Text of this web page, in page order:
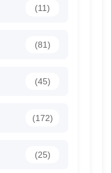
(11)
(81)
(45)
(172)
(25)